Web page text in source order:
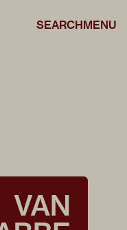
SEARCHMENU